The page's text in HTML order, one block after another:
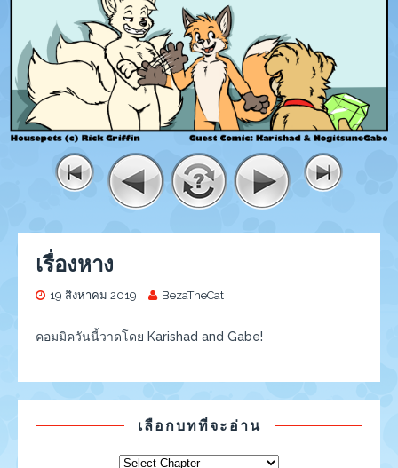
เรื่องหาง
19 สิงหาคม 2019 BezaTheCat
คอมมิควันนี้วาดโดย Karishad and Gabe!
เลือกบทที่จะอ่าน